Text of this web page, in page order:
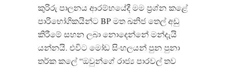
කුරිරු පාලනය ආරම්භයේදී මම ප්‍රශ්න කළේ
පාරිභෝගිකයින්ට BP මත ඛනිජ තෙල් අඩු
කිරීමේ සහන ලබා නොදෙන්නේ මන්දැයි
යන්නයි. එවිට මෝඩ සිංහලයන් පුන පුනා
තර්ක කලේ “ඔවුන්ගේ රාජ්‍ය පාරවල් තව